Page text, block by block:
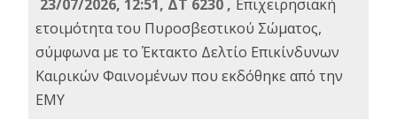
23/07/2026, 12:51, ΔΤ 6230 , Επιχειρησιακή
ετοιμότητα του Πυροσβεστικού Σώματος,
σύμφωνα με το Έκτακτο Δελτίο Επικίνδυνων
Καιρικών Φαινομένων που εκδόθηκε από την
ΕΜΥ